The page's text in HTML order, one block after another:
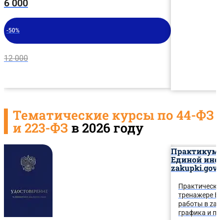
6 000
-50%
12 000
Тематические курсы по 44-ФЗ
и 223-ФЗ в 2026 году
Единой
тренажере
работы в
графика и